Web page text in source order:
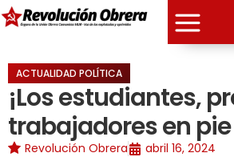
ACTUALIDAD POLÍTICA
¡Los estudiantes,
trabajadores en
Revolución Obrera abril 16, 2024